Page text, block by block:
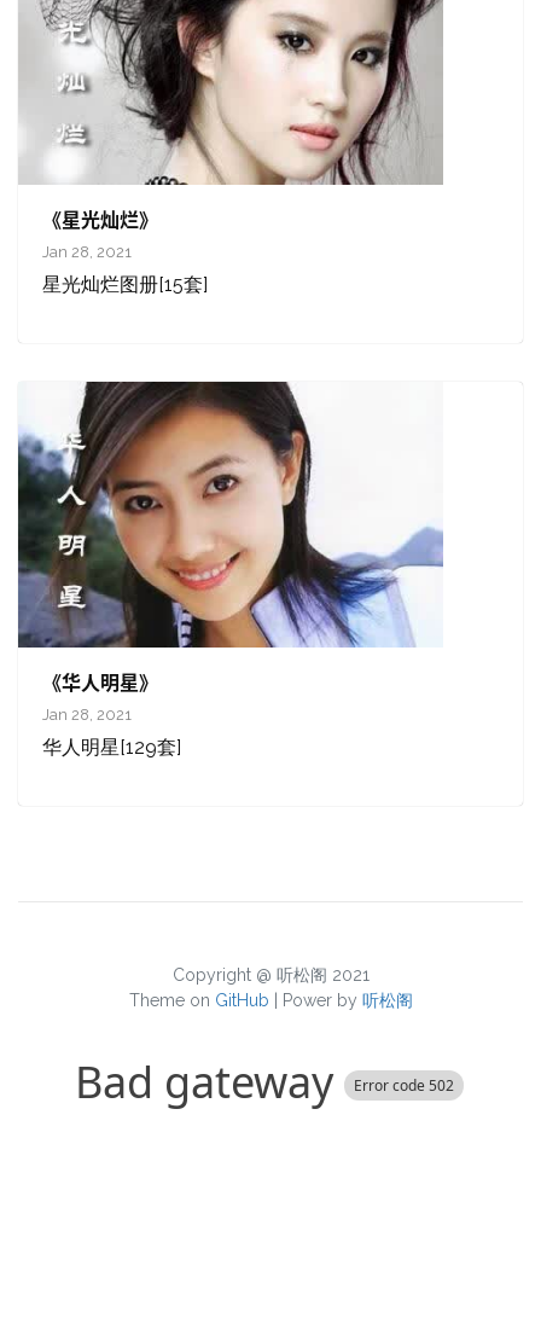
《星光灿烂》
Jan 28, 2021
星光灿烂图册[15套]
《华人明星》
Jan 28, 2021
华人明星[129套]
Copyright @ 听松阁 2021
Theme on GitHub | Power by 听松阁